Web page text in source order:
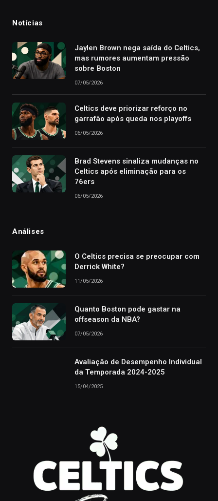
Notícias
Jaylen Brown nega saída do Celtics,
mas rumores aumentam pressão
sobre Boston
07/05/2026
Celtics deve priorizar reforço no
garrafão após queda nos playoffs
06/05/2026
Brad Stevens sinaliza mudanças no
Celtics após eliminação para os
76ers
06/05/2026
Análises
O Celtics precisa se preocupar com
Derrick White?
11/05/2026
Quanto Boston pode gastar na
offseason da NBA?
07/05/2026
Avaliação de Desempenho Individual
da Temporada 2024-2025
15/04/2025